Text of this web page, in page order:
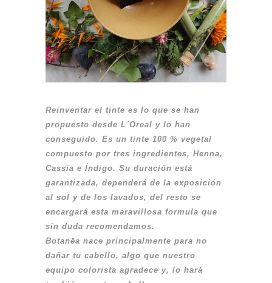
Reinventar el tinte es lo que se han
propuesto desde L´Oreal y lo han
conseguido. Es un tinte 100 % vegetal
compuesto por tres ingredientes, Henna,
Cassia e Índigo. Su duración está
garantizada, dependerá de la exposición
al sol y de los lavados, del resto se
encargará esta maravillosa formula que
sin duda recomendamos.
Botanēa nace principalmente para no
dañar tu cabello, algo que nuestro
equipo colorista agradece y, lo hará